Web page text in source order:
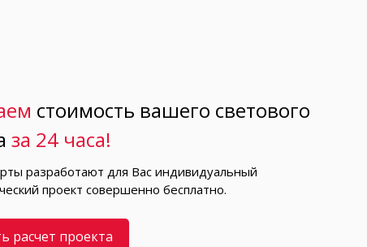
стоимость вашего светового
за 24 часа!
разработают для Вас индивидуальный
проект совершенно бесплатно.
расчет проекта